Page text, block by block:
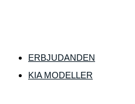
ERBJUDANDEN
KIA MODELLER